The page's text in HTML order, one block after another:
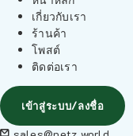
เกี่ยวกับเรา
ร้านค้า
โพสต์
ติดต่อเรา
เข้าสู่ระบบ/ลงชื่อ